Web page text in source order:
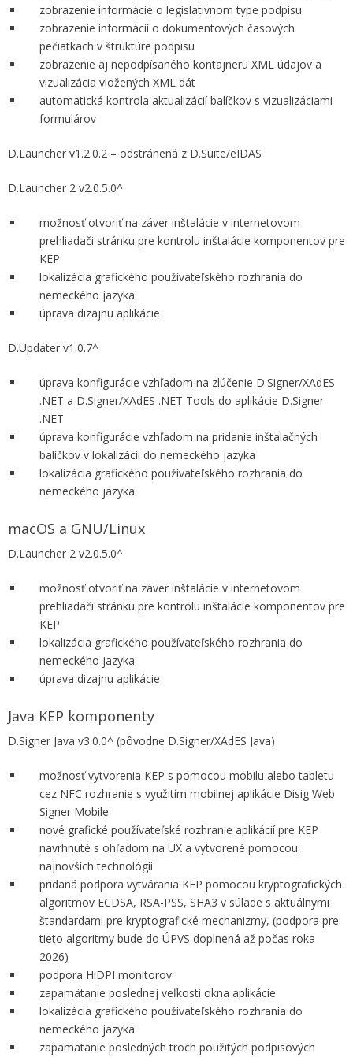
zobrazenie informácie o legislatívnom type podpisu
zobrazenie informácií o dokumentových časových
pečiatkach v štruktúre podpisu
zobrazenie aj nepodpísaného kontajneru XML údajov a
vizualizácia vložených XML dát
automatická kontrola aktualizácií balíčkov s vizualizáciami
formulárov
D.Launcher v1.2.0.2 – odstránená z D.Suite/eIDAS
D.Launcher 2 v2.0.5.0^
možnosť otvoriť na záver inštalácie v internetovom
prehliadači stránku pre kontrolu inštalácie komponentov pre
KEP
lokalizácia grafického používateľského rozhrania do
nemeckého jazyka
úprava dizajnu aplikácie
D.Updater v1.0.7^
úprava konfigurácie vzhľadom na zlúčenie D.Signer/XAdES
.NET a D.Signer/XAdES .NET Tools do aplikácie D.Signer
.NET
úprava konfigurácie vzhľadom na pridanie inštalačných
balíčkov v lokalizácii do nemeckého jazyka
lokalizácia grafického používateľského rozhrania do
nemeckého jazyka
macOS a GNU/Linux
D.Launcher 2 v2.0.5.0^
možnosť otvoriť na záver inštalácie v internetovom
prehliadači stránku pre kontrolu inštalácie komponentov pre
KEP
lokalizácia grafického používateľského rozhrania do
nemeckého jazyka
úprava dizajnu aplikácie
Java KEP komponenty
D.Signer Java v3.0.0^ (pôvodne D.Signer/XAdES Java)
možnosť vytvorenia KEP s pomocou mobilu alebo tabletu
cez NFC rozhranie s využitím mobilnej aplikácie Disig Web
Signer Mobile
nové grafické používateľské rozhranie aplikácií pre KEP
navrhnuté s ohľadom na UX a vytvorené pomocou
najnovších technológií
pridaná podpora vytvárania KEP pomocou kryptografických
algoritmov ECDSA, RSA-PSS, SHA3 v súlade s aktuálnymi
štandardami pre kryptografické mechanizmy, (podpora pre
tieto algoritmy bude do ÚPVS doplnená až počas roka
2026)
podpora HiDPI monitorov
zapamätanie poslednej veľkosti okna aplikácie
lokalizácia grafického používateľského rozhrania do
nemeckého jazyka
zapamätanie posledných troch použitých podpisových